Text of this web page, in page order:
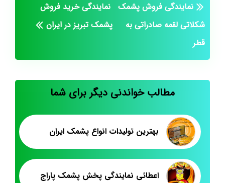
نمایندگی فروش پشمک
شکلاتی لقمه صادراتی به
قطر
نمایندگی خرید فروش
پشمک تبریز در ایران
مطالب خواندنی دیگر برای شما
بهترین تولیدات انواع پشمک ایران
اعطائی نمایندگی پخش پشمک پاراج